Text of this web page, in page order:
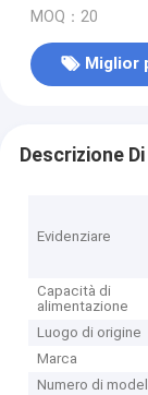
MOQ：20
Miglior
Descrizione
Evidenziare
Capacità di
alimentazione
Luogo di origine
Marca
Numero di